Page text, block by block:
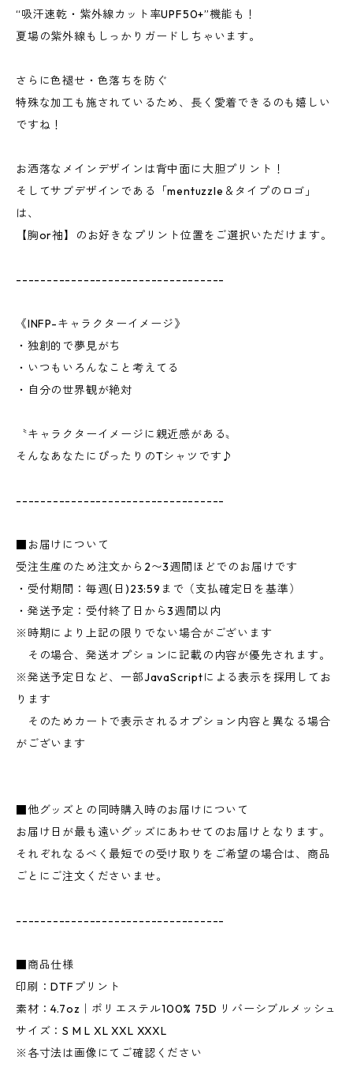
“吸汗速乾・紫外線カット率UPF50+”機能も！
夏場の紫外線もしっかりガードしちゃいます。
さらに色褪せ・色落ちを防ぐ
特殊な加工も施されているため、長く愛着できるのも嬉しい
ですね！
お洒落なメインデザインは背中面に大胆プリント！
そしてサブデザインである「mentuzzle＆タイプのロゴ」
は、
【胸or袖】のお好きなプリント位置をご選択いただけます。
----------------------------------
《INFP-キャラクターイメージ》
・独創的で夢見がち
・いつもいろんなこと考えてる
・自分の世界観が絶対
〝キャラクターイメージに親近感がある〟
そんなあなたにぴったりのTシャツです♪
----------------------------------
■お届けについて
受注生産のため注文から2〜3週間ほどでのお届けです
・受付期間：毎週(日)23:59まで（支払確定日を基準）
・発送予定：受付終了日から3週間以内
※時期により上記の限りでない場合がございます
その場合、発送オプションに記載の内容が優先されます。
※発送予定日など、一部JavaScriptによる表示を採用してお
ります
そのためカートで表示されるオプション内容と異なる場合
がございます
■他グッズとの同時購入時のお届けについて
お届け日が最も遠いグッズにあわせてのお届けとなります。
それぞれなるべく最短での受け取りをご希望の場合は、商品
ごとにご注文くださいませ。
----------------------------------
■商品仕様
印刷：DTFプリント
素材：4.7oz｜ポリエステル100% 75D リバーシブルメッシュ
サイズ：S M L XL XXL XXXL
※各寸法は画像にてご確認ください